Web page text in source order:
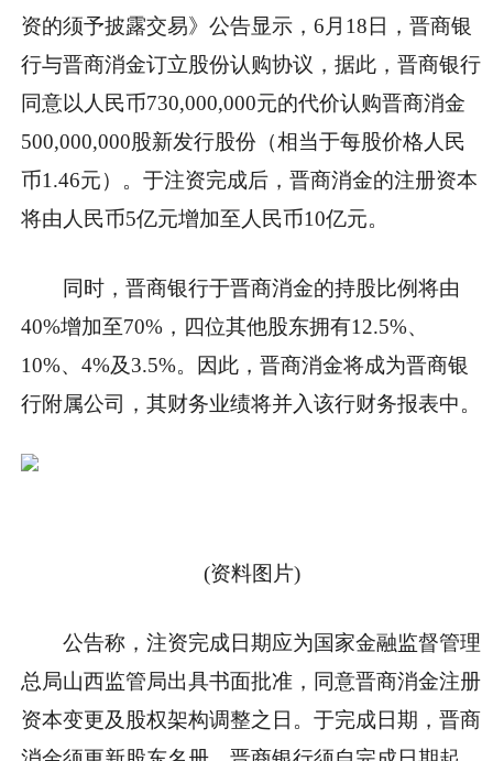
资的须予披露交易》公告显示，6月18日，晋商银
行与晋商消金订立股份认购协议，据此，晋商银行
同意以人民币730,000,000元的代价认购晋商消金
500,000,000股新发行股份（相当于每股价格人民
币1.46元）。于注资完成后，晋商消金的注册资本
将由人民币5亿元增加至人民币10亿元。
同时，晋商银行于晋商消金的持股比例将由
40%增加至70%，四位其他股东拥有12.5%、
10%、4%及3.5%。因此，晋商消金将成为晋商银
行附属公司，其财务业绩将并入该行财务报表中。
(资料图片)
公告称，注资完成日期应为国家金融监督管理
总局山西监管局出具书面批准，同意晋商消金注册
资本变更及股权架构调整之日。于完成日期，晋商